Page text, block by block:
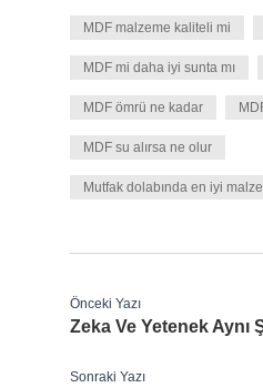
MDF malzeme kaliteli mi
MDF mi daha iyi sunta mı
MDF ömrü ne kadar
MDF su alırsa ne olur
Mutfak dolabında en iyi
Önceki Yazı
Zeka Ve Yetenek Aynı
Sonraki Yazı